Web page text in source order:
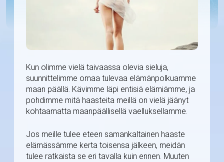
Kun olimme vielä taivaassa olevia sieluja,
suunnittelimme omaa tulevaa elämänpolkuamme
maan päällä. Kävimme läpi entisiä elämiämme, ja
pohdimme mitä haasteita meillä on vielä jäänyt
kohtaamatta maanpäällisellä vaelluksellamme.
Jos meille tulee eteen samankaltainen haaste
elämässämme kerta toisensa jälkeen, meidän
tulee ratkaista se eri tavalla kuin ennen. Muuten